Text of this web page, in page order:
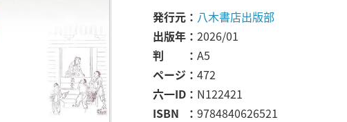
発行元
八木書店出版部
出版年
2026/01
判
A5
ページ
472
六一ID
N122421
ISBN
9784840626521